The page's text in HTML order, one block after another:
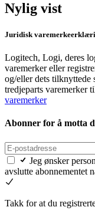
Nylig vist
Juridisk
Logitech, Logi, deres
varemerker eller
og/eller dets tilknyttede
tredjeparts varemerker
varemerker
Abonner for å motta
Jeg ønsker
avslutte abonnementet
Takk for at du